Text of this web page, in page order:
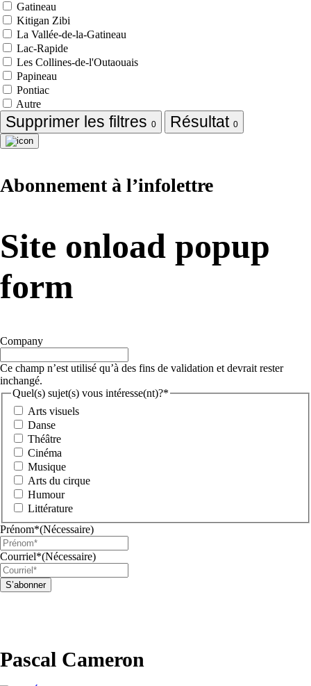
Gatineau
Kitigan Zibi
La Vallée-de-la-Gatineau
Lac-Rapide
Les Collines-de-l'Outaouais
Papineau
Pontiac
Autre
Supprimer les filtres 0 Résultat 0
Abonnement à l’infolettre
Site onload popup
form
Company
Ce champ n’est utilisé qu’à des fins de validation et devrait rester
inchangé.
Quel(s) sujet(s) vous intéresse(nt)?*
Arts visuels
Danse
Théâtre
Cinéma
Musique
Arts du cirque
Humour
Littérature
Prénom*(Nécessaire)
Courriel*(Nécessaire)
Pascal Cameron